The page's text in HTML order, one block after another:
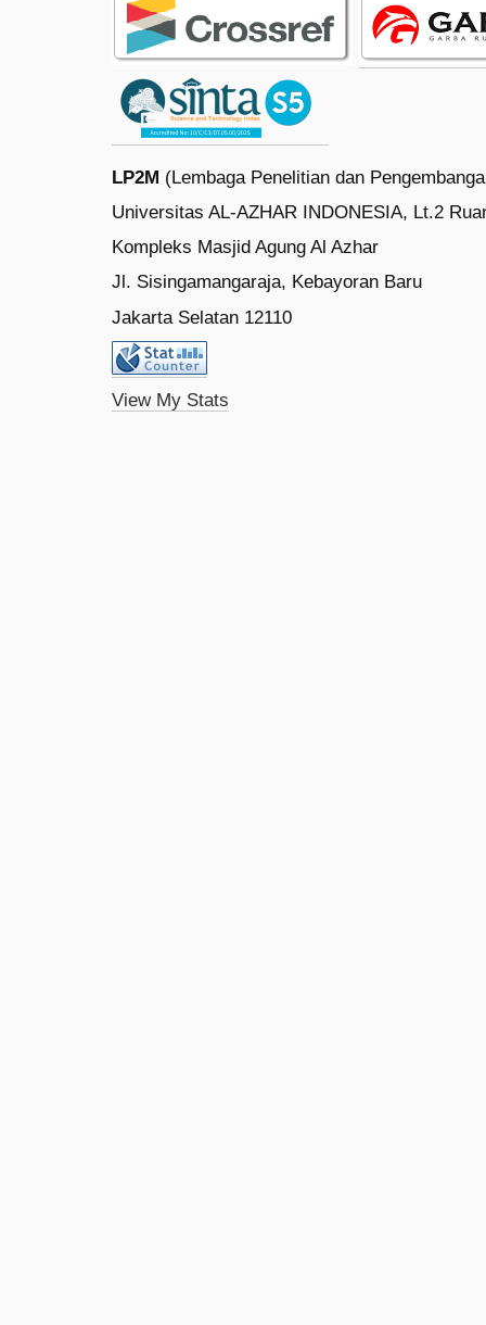
LP2M (Lembaga Penelitian dan
Universitas AL-AZHAR INDONESIA, Lt.2
Kompleks Masjid Agung Al Azhar
Jl. Sisingamangaraja, Kebayoran Baru
Jakarta Selatan 12110
View My Stats